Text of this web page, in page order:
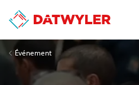
Événement